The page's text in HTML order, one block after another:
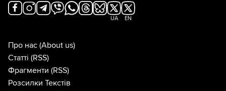
UA EN
Про нас (About us)
Статті (RSS)
Фрагменти (RSS)
Розсилки Текстів